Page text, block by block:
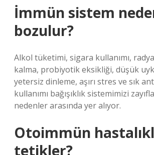
İmmün sistem
bozulur?
Alkol tüketimi, sigara kullanımı,
kalma, probiyotik eksikliği, düşük
yetersiz dinleme, aşırı stres ve sık
kullanımı bağışıklık sistemimizi
nedenler arasında yer alıyor.
Otoimmün
tetikler?